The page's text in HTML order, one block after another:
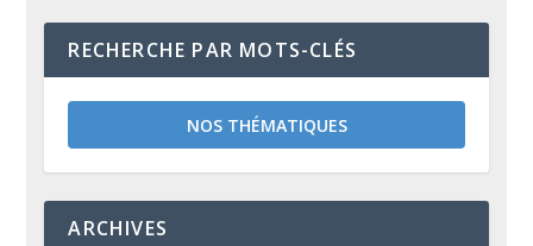
RECHERCHE PAR MOTS-CLÉS
NOS THÉMATIQUES
ARCHIVES